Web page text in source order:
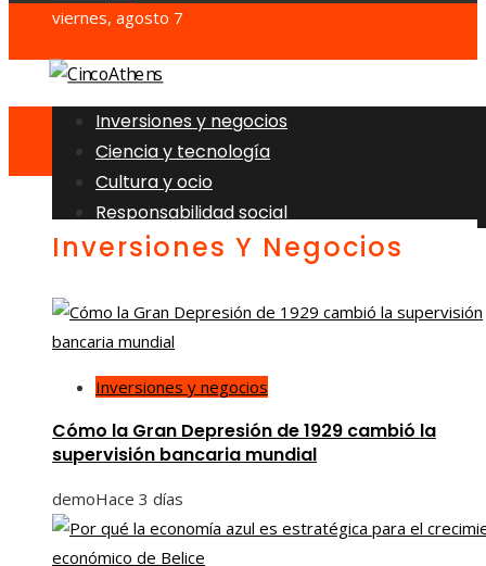
viernes, agosto 7
Inversiones y negocios
Ciencia y tecnología
Cultura y ocio
Responsabilidad social
Inversiones Y Negocios
Inversiones y negocios
Cómo la Gran Depresión de 1929 cambió la
supervisión bancaria mundial
demoHace 3 días